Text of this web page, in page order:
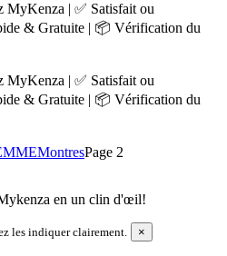
MyKenza | ✅ Satisfait ou
& Gratuite | 📦 Vérification du
MyKenza | ✅ Satisfait ou
& Gratuite | 📦 Vérification du
MontresPage 2
en un clin d'œil!
les indiquer clairement. ×